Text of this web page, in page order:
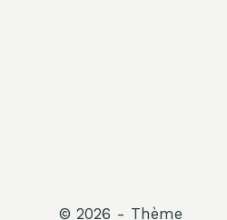
© 2026 - Thème